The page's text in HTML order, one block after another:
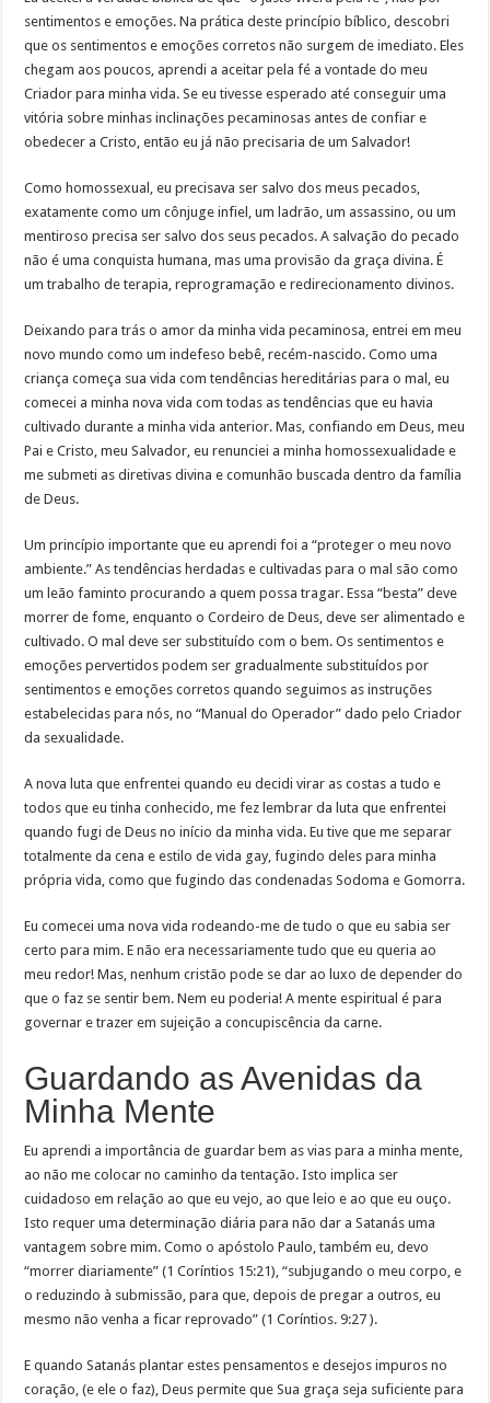
sentimentos e emoções. Na prática deste princípio bíblico, descobri
que os sentimentos e emoções corretos não surgem de imediato. Eles
chegam aos poucos, aprendi a aceitar pela fé a vontade do meu
Criador para minha vida. Se eu tivesse esperado até conseguir uma
vitória sobre minhas inclinações pecaminosas antes de confiar e
obedecer a Cristo, então eu já não precisaria de um Salvador!
Como homossexual, eu precisava ser salvo dos meus pecados,
exatamente como um cônjuge infiel, um ladrão, um assassino, ou um
mentiroso precisa ser salvo dos seus pecados. A salvação do pecado
não é uma conquista humana, mas uma provisão da graça divina. É
um trabalho de terapia, reprogramação e redirecionamento divinos.
Deixando para trás o amor da minha vida pecaminosa, entrei em meu
novo mundo como um indefeso bebê, recém-nascido. Como uma
criança começa sua vida com tendências hereditárias para o mal, eu
comecei a minha nova vida com todas as tendências que eu havia
cultivado durante a minha vida anterior. Mas, confiando em Deus, meu
Pai e Cristo, meu Salvador, eu renunciei a minha homossexualidade e
me submeti as diretivas divina e comunhão buscada dentro da família
de Deus.
Um princípio importante que eu aprendi foi a “proteger o meu novo
ambiente.” As tendências herdadas e cultivadas para o mal são como
um leão faminto procurando a quem possa tragar. Essa “besta” deve
morrer de fome, enquanto o Cordeiro de Deus, deve ser alimentado e
cultivado. O mal deve ser substituído com o bem. Os sentimentos e
emoções pervertidos podem ser gradualmente substituídos por
sentimentos e emoções corretos quando seguimos as instruções
estabelecidas para nós, no “Manual do Operador” dado pelo Criador
da sexualidade.
A nova luta que enfrentei quando eu decidi virar as costas a tudo e
todos que eu tinha conhecido, me fez lembrar da luta que enfrentei
quando fugi de Deus no início da minha vida. Eu tive que me separar
totalmente da cena e estilo de vida gay, fugindo deles para minha
própria vida, como que fugindo das condenadas Sodoma e Gomorra.
Eu comecei uma nova vida rodeando-me de tudo o que eu sabia ser
certo para mim. E não era necessariamente tudo que eu queria ao
meu redor! Mas, nenhum cristão pode se dar ao luxo de depender do
que o faz se sentir bem. Nem eu poderia! A mente espiritual é para
governar e trazer em sujeição a concupiscência da carne.
Guardando as Avenidas da
Minha Mente
Eu aprendi a importância de guardar bem as vias para a minha mente,
ao não me colocar no caminho da tentação. Isto implica ser
cuidadoso em relação ao que eu vejo, ao que leio e ao que eu ouço.
Isto requer uma determinação diária para não dar a Satanás uma
vantagem sobre mim. Como o apóstolo Paulo, também eu, devo
“morrer diariamente” (1 Coríntios 15:21), “subjugando o meu corpo, e
o reduzindo à submissão, para que, depois de pregar a outros, eu
mesmo não venha a ficar reprovado” (1 Coríntios. 9:27 ).
E quando Satanás plantar estes pensamentos e desejos impuros no
coração, (e ele o faz), Deus permite que Sua graça seja suficiente para